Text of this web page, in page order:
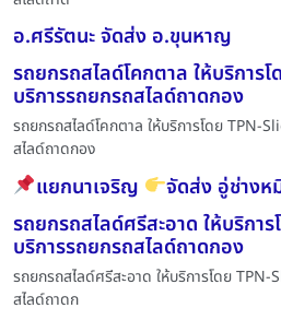
อ.ศรีรัตนะ จัดส่ง อ.ขุนหาญ
รถยกรถสไลด์โคกตาล ให้บริการ
บริการรถยกรถสไลด์ถาดกอง
รถยกรถสไลด์โคกตาล ให้บริการโดย TPN-
สไลด์ถาดกอง
แยกนาเจริญ
จัดส่ง อู่ช่างห
รถยกรถสไลด์ศรีสะอาด ให้บริกา
บริการรถยกรถสไลด์ถาดกอง
รถยกรถสไลด์ศรีสะอาด ให้บริการโดย
สไลด์ถาดก